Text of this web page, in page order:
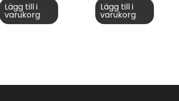
Lägg till i
varukorg
Lägg till i
varukorg